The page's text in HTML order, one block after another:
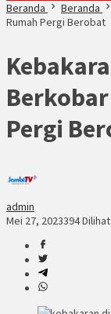
Beranda
Beranda
Rumah Pergi Berobat
Pergi
admin
Mei 27, 2023394 Dilihat